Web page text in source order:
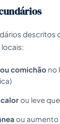
descritos
comichão no
ou leve
ou aumento